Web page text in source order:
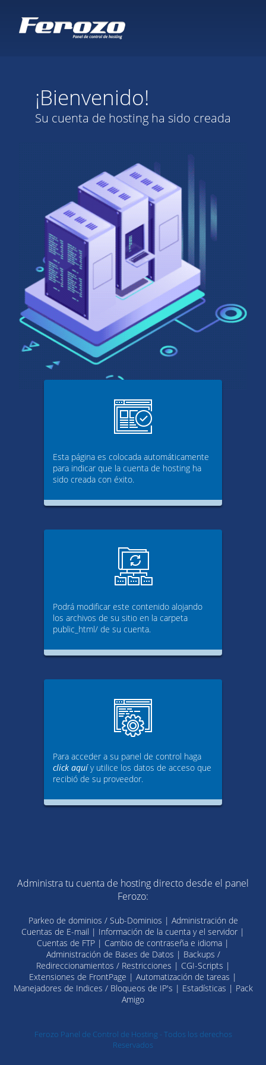
¡Bienvenido!
Su cuenta de hosting ha sido creada
Esta página es colocada automáticamente
para indicar que la cuenta de hosting ha
sido creada con éxito.
Podrá modificar este contenido alojando
los archivos de su sitio en la carpeta
public_html/ de su cuenta.
Para acceder a su panel de control haga
click aquíy utilice los datos de acceso que
recibió de su proveedor.
Administra tu cuenta de hosting directo desde el panel
Ferozo:
Parkeo de dominios / Sub-Dominios | Administración de
Cuentas de E-mail | Información de la cuenta y el servidor |
Cuentas de FTP | Cambio de contraseña e idioma |
Administración de Bases de Datos | Backups /
Redireccionamientos / Restricciones | CGI-Scripts |
Extensiones de FrontPage | Automatización de tareas |
Manejadores de Indices / Bloqueos de IP's | Estadísticas | Pack
Amigo
Ferozo Panel de Control de Hosting - Todos los derechos
Reservados